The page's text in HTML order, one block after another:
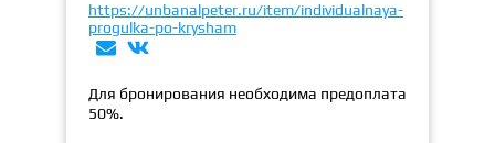
https://unbanalpeter.ru/item/individualnaya-
progulka-po-krysham
 
Для бронирования необходима предоплата
50%.